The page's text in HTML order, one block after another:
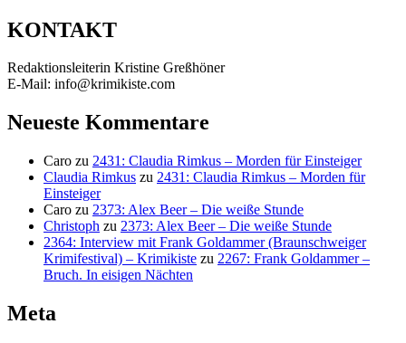
KONTAKT
Redaktionsleiterin Kristine Greßhöner
E-Mail: info@krimikiste.com
Neueste Kommentare
Caro zu 2431: Claudia Rimkus – Morden für Einsteiger
Claudia Rimkus zu 2431: Claudia Rimkus – Morden für
Einsteiger
Caro zu 2373: Alex Beer – Die weiße Stunde
Christoph zu 2373: Alex Beer – Die weiße Stunde
2364: Interview mit Frank Goldammer (Braunschweiger
Krimifestival) – Krimikiste zu 2267: Frank Goldammer –
Bruch. In eisigen Nächten
Meta